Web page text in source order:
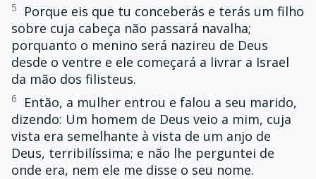
5
Porque eis que tu conceberás e terás um filho
sobre cuja cabeça não passará navalha;
porquanto o menino será nazireu de Deus
desde o ventre e ele começará a livrar a Israel
da mão dos filisteus.
6
Então, a mulher entrou e falou a seu marido,
dizendo: Um homem de Deus veio a mim, cuja
vista era semelhante à vista de um anjo de
Deus, terribilíssima; e não lhe perguntei de
onde era, nem ele me disse o seu nome.